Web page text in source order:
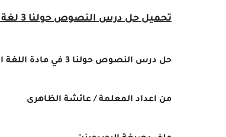
تحميلحل درس النصوص حولنا 3 لغة
حل درس النصوص حولنا 3 في مادة اللغة العربية للصف السابع الفصل الدراسي الثالث 2025 (المنهج الإماراتي).
من اعداد المعلمة / عائشة الظاهرى